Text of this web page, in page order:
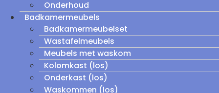
Onderhoud
Badkamermeubels
Badkamermeubelset
Wastafelmeubels
Meubels met waskom
Kolomkast (los)
Onderkast (los)
Waskommen (los)